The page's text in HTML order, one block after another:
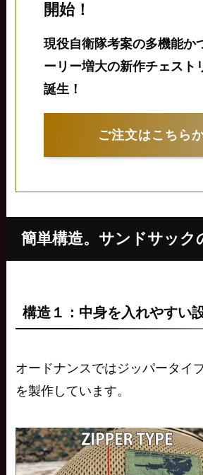
開始！
現役自衛隊考案の多機能か
ーリー増大の新作チェスト
誕生！
ご注文はこちら
簡単構造。サンドサック
構造１：中身を入れやすい
オードナンスではジッパータイ
を製作しています。